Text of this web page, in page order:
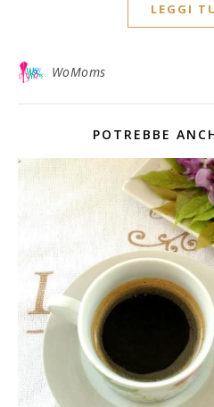
LEGGI
WoMoms
POTREBBE